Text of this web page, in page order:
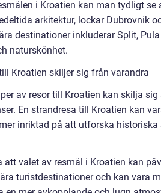
i Kroatien kan man tydligt
arkitektur, lockar Dubrovnik
destinationer inkluderar Split,
naturskönhet.
Kroatien skiljer sig från varandra
av resor till Kroatien kan skilja sig
En strandresa till Kroatien kan
inriktad på att utforska
valet av resmål i Kroatien kan
turistdestinationer och kan vara